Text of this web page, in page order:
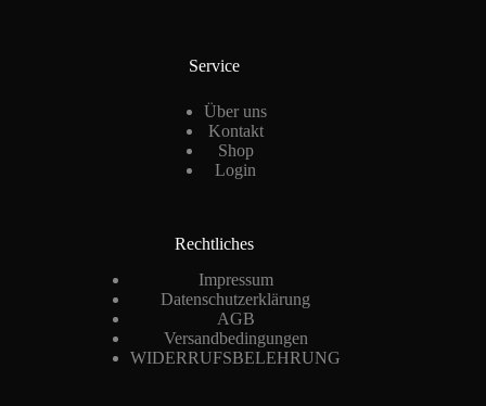
Service
Über uns
Kontakt
Shop
Login
Rechtliches
Impressum
Datenschutzerklärung
AGB
Versandbedingungen
WIDERRUFSBELEHRUNG